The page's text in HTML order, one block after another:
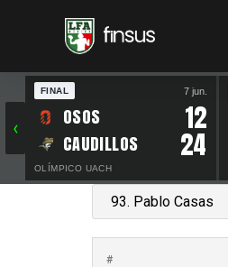
‹
FINAL 7 jun.
OSOS 12
CAUDILLOS 24
OLÍMPICO UACH
#